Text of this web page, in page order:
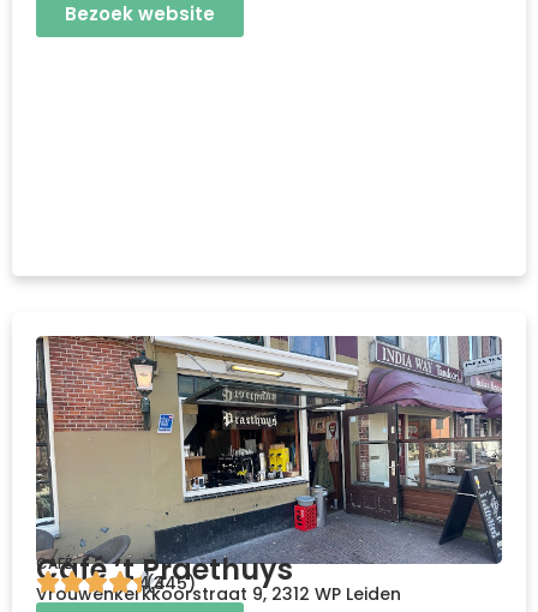
Bezoek website
CAFÉ
Café ’t Praethuys
4.4
(345)
Vrouwenkerkkoorstraat 9, 2312 WP Leiden